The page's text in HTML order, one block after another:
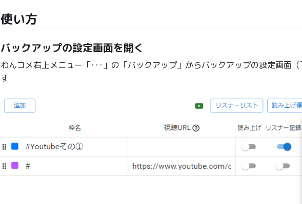
使い方
バックアップの設定画面を開く
わんコメ右上メニュー「･･･」の「バックアップ」からバックアップの設定画面
す